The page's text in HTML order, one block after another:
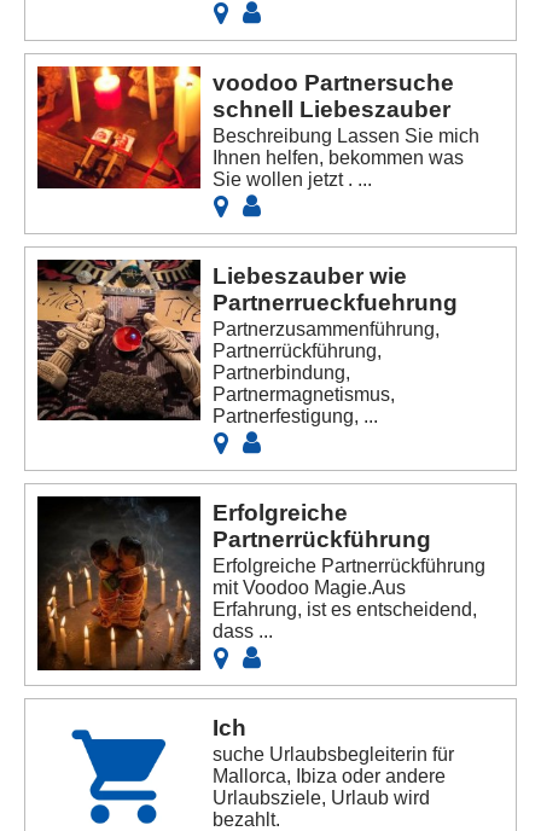
voodoo Partnersuche
schnell Liebeszauber
Beschreibung Lassen Sie mich
Ihnen helfen, bekommen was
Sie wollen jetzt . ...
Liebeszauber wie
Partnerrueckfuehrung
Partnerzusammenführung,
Partnerrückführung,
Partnerbindung,
Partnermagnetismus,
Partnerfestigung, ...
Erfolgreiche
Partnerrückführung
Erfolgreiche Partnerrückführung
mit Voodoo Magie.Aus
Erfahrung, ist es entscheidend,
dass ...
Ich
suche Urlaubsbegleiterin für
Mallorca, Ibiza oder andere
Urlaubsziele, Urlaub wird
bezahlt.